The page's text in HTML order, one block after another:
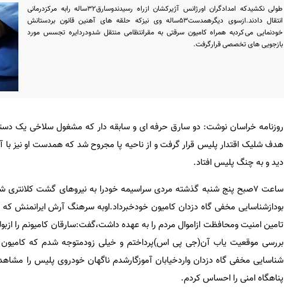
طولی نکشیدکه امدادگران اورژانس آژیرکشان ازراه رسیدندوسارق۳۲ساله رابه مرکزدرمانی
انتقال دادند.ازسوی دیگرهمدست۵۳ساله وی نیزکه حلقه های آهنین قانون بردستانش
خودنمایی می کردبه همراه کامیون سرقتی به مقرانتظامی منتقل شدودردایره تجسس مورد
بازجویی های تخصصی قرارگرفت.
روزنامه خراسان نوشت: دو سارق حرفه ای و سابقه دار که مشغول سلاخی یک
هدف شلیک اقتدار پلیس قرار گرفت و از ناحیه پا مجروح شد که همدست او نیز با
دید و به چنگ پلیس افتاد.
ساعت ۷صبح پنج شنبه گذشته مردی سراسیمه خودرا به نیروهای گشت
بودازشناسایی مخفی گاه دزدان کامیون خودخبرداد.اوبه سرهنگ آرش
تامین امنیت ومحافظت ازاموال مردم را به عهده داشت،گفت:سارقان کامیونم را
بررسی موقعیت یاب آن(جی پی اس)پرداختم و خیلی زودمتوجه شدم که کامیون
شناسایی مخفی گاه دزدان واردخیابان آموزگارشدم ناگهان خودروی پلیس را
پناهگاه امنی را احساس کردم.